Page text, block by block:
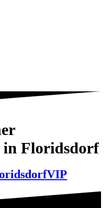
in Floridsdorf
VIP